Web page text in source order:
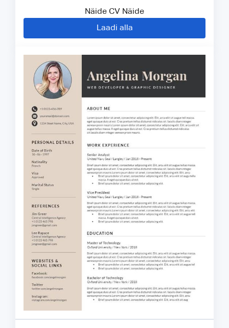
Näide CV Näide
Laadi alla